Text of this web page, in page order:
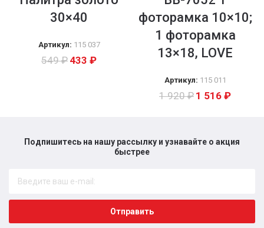
30×40
Артикул: 115 037
549₽ 433 ₽
фоторамка 10×10;
1 фоторамка
13×18, LOVE
Артикул: 115 011
1 920₽ 1 516 ₽
Подпишитесь на нашу рассылку и узнавайте о акция
быстрее​
Отправить